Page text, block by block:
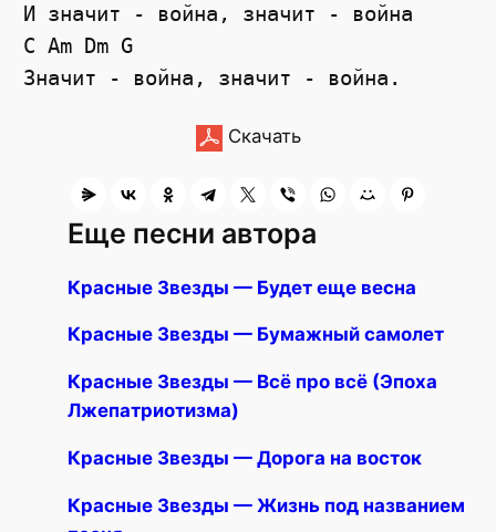
И значит - война, значит - война
C Am Dm G
Скачать
Еще песни автора
Красные Звезды — Будет еще весна
Красные Звезды — Бумажный самолет
Красные Звезды — Всё про всё (Эпоха
Лжепатриотизма)
Красные Звезды — Дорога на восток
Красные Звезды — Жизнь под названием